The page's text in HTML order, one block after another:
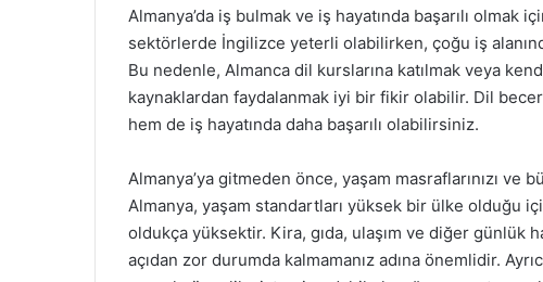
Almanya’da iş bulmak ve iş hayatında başarılı olmak
sektörlerde İngilizce yeterli olabilirken, çoğu iş
Bu nedenle, Almanca dil kurslarına katılmak veya
kaynaklardan faydalanmak iyi bir fikir olabilir. Dil
hem de iş hayatında daha başarılı olabilirsiniz.
Almanya’ya gitmeden önce, yaşam masraflarınızı ve
Almanya, yaşam standartları yüksek bir ülke olduğu
oldukça yüksektir. Kira, gıda, ulaşım ve diğer günlük
açıdan zor durumda kalmamanız adına önemlidir.